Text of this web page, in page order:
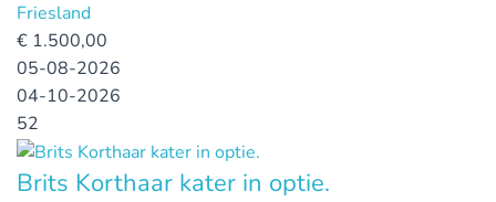
Friesland
€ 1.500,00
05-08-2026
04-10-2026
52
Brits Korthaar kater in optie.